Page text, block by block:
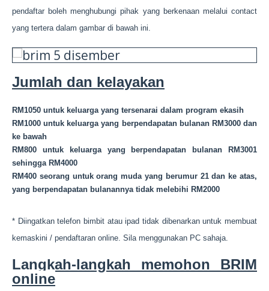
pendaftar boleh menghubungi pihak yang berkenaan melalui contact
yang tertera dalam gambar di bawah ini.
Jumlah dan kelayakan
RM1050 untuk keluarga yang tersenarai dalam program ekasih
RM1000 untuk keluarga yang berpendapatan bulanan RM3000 dan
ke bawah
RM800 untuk keluarga yang berpendapatan bulanan RM3001
sehingga RM4000
RM400 seorang untuk orang muda yang berumur 21 dan ke atas,
yang berpendapatan bulanannya tidak melebihi RM2000
* Diingatkan telefon bimbit atau ipad tidak dibenarkan untuk membuat
kemaskini / pendaftaran online. Sila menggunakan PC sahaja.
Langkah-langkah memohon BRIM
online